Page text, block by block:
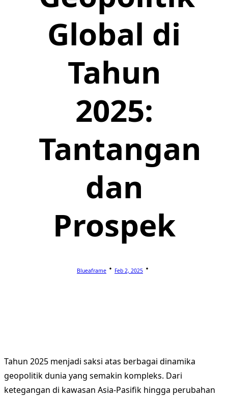
Global di
Tahun
2025:
Tantangan
dan
Prospek
Blueaframe Feb 2, 2025
Tahun 2025 menjadi saksi atas berbagai dinamika
geopolitik dunia yang semakin kompleks. Dari
ketegangan di kawasan Asia-Pasifik hingga perubahan